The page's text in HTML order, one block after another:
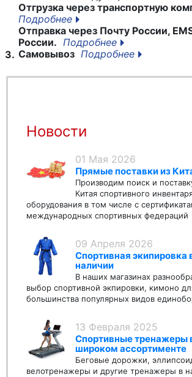
Отгрузка через транспортную
Подробнее
Отправка через Почту России,
России. Подробнее
3. Самовывоз Подробнее
Новости
01 Мая 2026
Прямые поставки из
Производим поиск и
Китая спортивного
оборудования в том числе с
международных спортивных федераций
09 Апреля 2026
Спортивная экипировка
наличии
В наших магазинах
выбор спортивной экпировки, кимоно
большинства популярных видов
13 Февраля 2025
Спортивные тренажеры
широком ассортименте
Беговые дорожки,
велотренажеры и другие тренажеры в